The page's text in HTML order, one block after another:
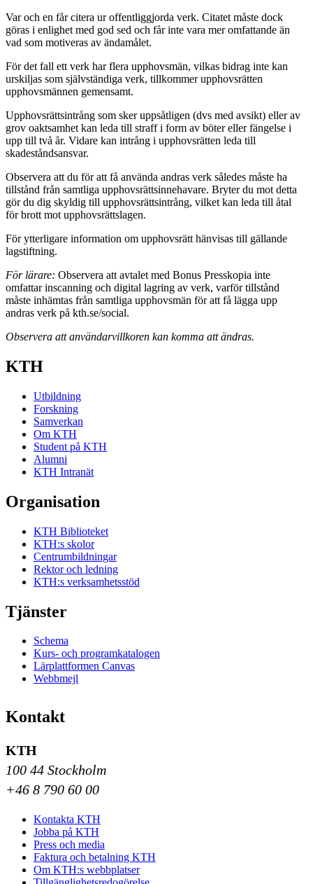
Var och en får citera ur offentliggjorda verk. Citatet måste dock
göras i enlighet med god sed och får inte vara mer omfattande än
vad som motiveras av ändamålet.
För det fall ett verk har flera upphovsmän, vilkas bidrag inte kan
urskiljas som självständiga verk, tillkommer upphovsrätten
upphovsmännen gemensamt.
Upphovsrättsintrång som sker uppsåtligen (dvs med avsikt) eller av
grov oaktsamhet kan leda till straff i form av böter eller fängelse i
upp till två år. Vidare kan intrång i upphovsrätten leda till
skadeståndsansvar.
Observera att du för att få använda andras verk således måste ha
tillstånd från samtliga upphovsrättsinnehavare. Bryter du mot detta
gör du dig skyldig till upphovsrättsintrång, vilket kan leda till åtal
för brott mot upphovsrättslagen.
För ytterligare information om upphovsrätt hänvisas till gällande
lagstiftning.
För lärare: Observera att avtalet med Bonus Presskopia inte
omfattar inscanning och digital lagring av verk, varför tillstånd
måste inhämtas från samtliga upphovsmän för att få lägga upp
andras verk på kth.se/social.
Observera att användarvillkoren kan komma att ändras.
KTH
Utbildning
Forskning
Samverkan
Om KTH
Student på KTH
Alumni
KTH Intranät
Organisation
KTH Biblioteket
KTH:s skolor
Centrumbildningar
Rektor och ledning
KTH:s verksamhetsstöd
Tjänster
Schema
Kurs- och programkatalogen
Lärplattformen Canvas
Webbmejl
Kontakt
KTH
100 44 Stockholm
+46 8 790 60 00
Kontakta KTH
Jobba på KTH
Press och media
Faktura och betalning KTH
Om KTH:s webbplatser